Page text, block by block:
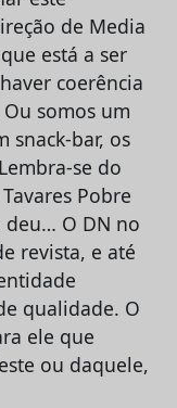
de Media
está a ser
coerência
somos um
snack-bar, os
se do
Pobre
deu… O DN no
revista, e até
qualidade. O
ele que
ou daquele,